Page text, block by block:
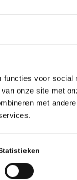
voor social
onze site met
met